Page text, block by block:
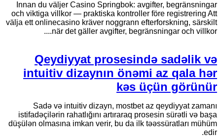
Innan du väljer Casino Springbok: avgifter, begränsningar
och viktiga villkor — praktiska kontroller före registrering Att
välja ett onlinecasino kräver noggrann efterforskning, särskilt
när det gäller avgifter, begränsningar och villkor....
Qeydiyyat prosesində sadəlik və
intuitiv dizaynın önəmi az qala hər
kəs üçün görünür
Sadə və intuitiv dizayn, mostbet az qeydiyyat zamanı
istifadəçilərin rahatlığını artıraraq prosesin sürətli və başa
düşülən olmasına imkan verir, bu da ilk təəssüratları mühüm
edir.